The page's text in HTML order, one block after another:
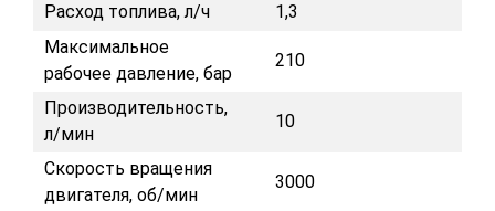
Расход топлива, л/ч
1,3
Максимальное
рабочее давление, бар
210
Производительность,
л/мин
10
Скорость вращения
двигателя, об/мин
3000